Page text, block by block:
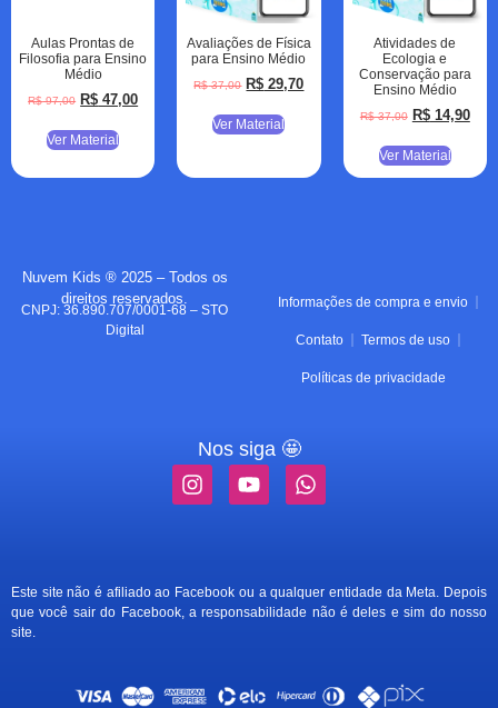
Aulas Prontas de
Filosofia para Ensino
Médio
R$97,00 R$ 47,00
Ver Material
Avaliações de Física
para Ensino Médio
R$37,00 R$ 29,70
Ver Material
Atividades de
Ecologia e
Conservação para
Ensino Médio
R$37,00 R$14,90
Ver Material
Nuvem Kids ® 2025 – Todos os
direitos reservados.
CNPJ: 36.890.707/0001-68 – STO
Digital
Informações de compra e envio
Contato Termos de uso
Políticas de privacidade
Nos siga 🤩
Este site não é afiliado ao Facebook ou a qualquer entidade da Meta. Depois
que você sair do Facebook, a responsabilidade não é deles e sim do nosso
site.